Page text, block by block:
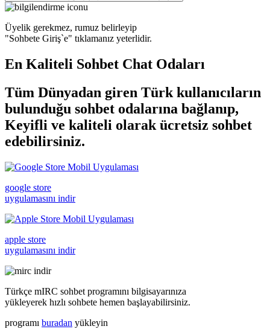
Üyelik gerekmez, rumuz belirleyip
"Sohbete Giriş`e" tıklamanız yeterlidir.
En Kaliteli Sohbet Chat Odaları
Tüm Dünyadan giren Türk kullanıcıların
bulunduğu sohbet odalarına bağlanıp,
Keyifli ve kaliteli olarak ücretsiz sohbet
edebilirsiniz.
google store
uygulamasını indir
apple store
uygulamasını indir
Türkçe mIRC sohbet programını bilgisayarınıza
yükleyerek hızlı sohbete hemen başlayabilirsiniz.
programı buradan yükleyin